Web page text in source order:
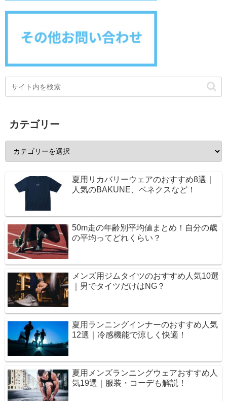
カテゴリー
夏用リカバリーウェアのおすすめ8選｜
人気のBAKUNE、ベネクスなど！
50m走の年齢別平均値まとめ！自分の歳
の平均ってどれくらい？
メンズ用ジムタイツのおすすめ人気10選
｜男でタイツだけはNG？
夏用ランニングインナーのおすすめ人気
12選｜冷感機能で涼しく快適！
夏用メンズランニングウェアおすすめ人
気19選｜服装・コーデも解説！